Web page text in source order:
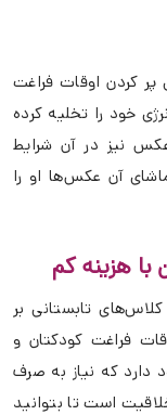
پر کردن اوقات فراغت
خود را تخلیه کرده
عکس‌ نیز در آن شرایط
آن عکس‌ها او را
هزینه کم
تابستانی بر
فراغت کودکتان و
که نیاز به صرف
است تا بتوانید